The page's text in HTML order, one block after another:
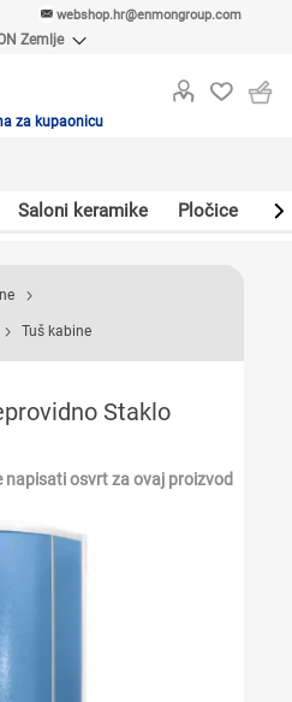
webshop.hr@enmongroup.com
Zemlje
MKD
za kupaonicu
Saloni keramike Pločice
Tuš kabine
Staklo
napisati osvrt za ovaj proizvod